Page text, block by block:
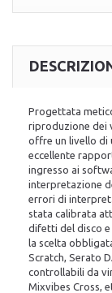
Progettata
riproduzione dei
offre un livello di
eccellente
ingresso ai
interpretazione
errori di
stata calibrata
difetti del disco e
la scelta
Scratch, Serato
controllabili da
Mixvibes Cross,